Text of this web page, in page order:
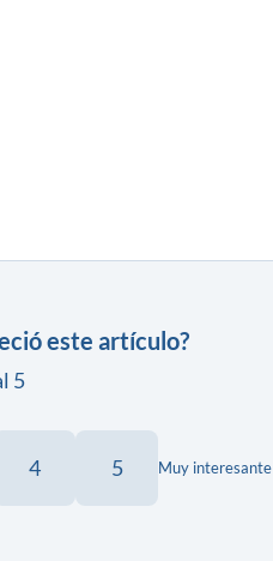
este artículo?
5
4 5 Muy interesante